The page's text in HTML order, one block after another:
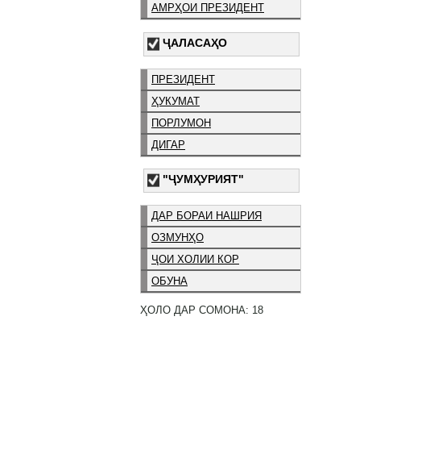
АМРҲОИ ПРЕЗИДЕНТ
ҶАЛАСАҲО
ПРЕЗИДЕНТ
ҲУКУМАТ
ПОРЛУМОН
ДИГАР
"ҶУМҲУРИЯТ"
ДАР БОРАИ НАШРИЯ
ОЗМУНҲО
ҶОИ ХОЛИИ КОР
ОБУНА
ҲОЛО ДАР СОМОНА: 18